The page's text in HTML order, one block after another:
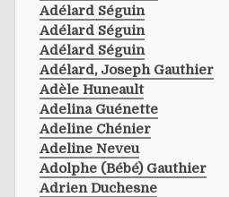
Adélard Séguin
Adélard Séguin
Adélard Séguin
Adélard, Joseph Gauthier
Adèle Huneault
Adelina Guénette
Adeline Chénier
Adeline Neveu
Adolphe (bébé) Gauthier
Adrien Duchesne